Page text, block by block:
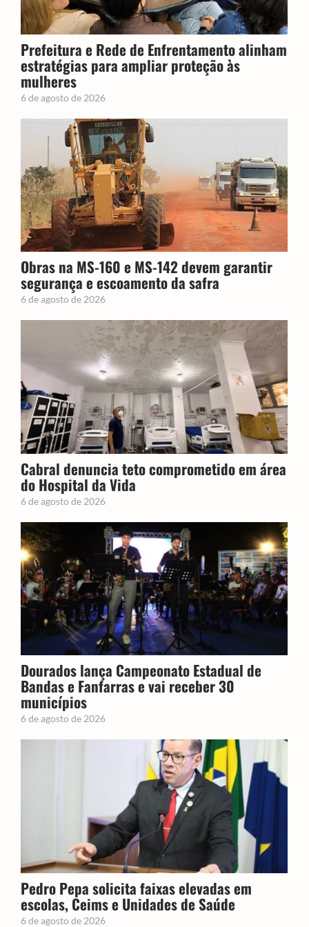
Prefeitura e Rede de Enfrentamento alinham
estratégias para ampliar proteção às
mulheres
6 de agosto de 2026
Obras na MS-160 e MS-142 devem garantir
segurança e escoamento da safra
6 de agosto de 2026
Cabral denuncia teto comprometido em área
do Hospital da Vida
6 de agosto de 2026
Dourados lança Campeonato Estadual de
Bandas e Fanfarras e vai receber 30
municípios
6 de agosto de 2026
Pedro Pepa solicita faixas elevadas em
escolas, Ceims e Unidades de Saúde
6 de agosto de 2026